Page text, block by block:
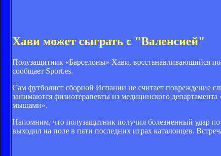
Хави может сыграть с "Валенсией"
Полузащитник «Барселоны» Хави, восстанавливающийся
сообщает Sport.es.
Сам футболист сборной Испании не считает повреждение
занимаются физиотерапевты из медицинского
мышами».
Напомним, что полузащитник получил болезненный удар
выходил на поле в пяти последних играх каталонцев.